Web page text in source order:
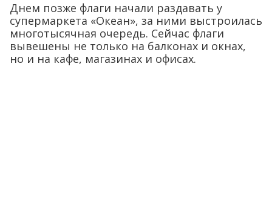
Днем позже флаги начали раздавать у
супермаркета «Океан», за ними выстроилась
многотысячная очередь. Сейчас флаги
вывешены не только на балконах и окнах,
но и на кафе, магазинах и офисах.